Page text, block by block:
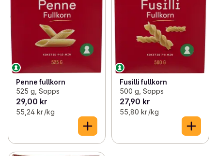
Penne fullkorn
525 g, Sopps
29,00 kr
55,24 kr /kg
Fusilli fullkorn
500 g, Sopps
27,90 kr
55,80 kr /kg